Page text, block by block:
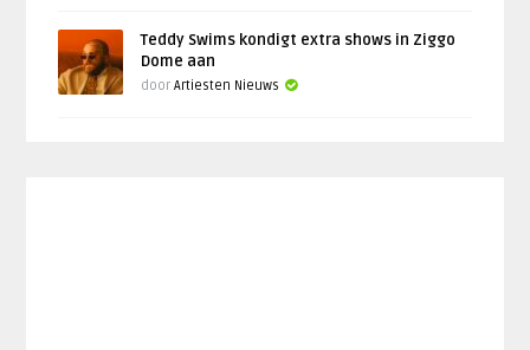
Teddy Swims kondigt extra shows in Ziggo
Dome aan
doorArtiesten Nieuws